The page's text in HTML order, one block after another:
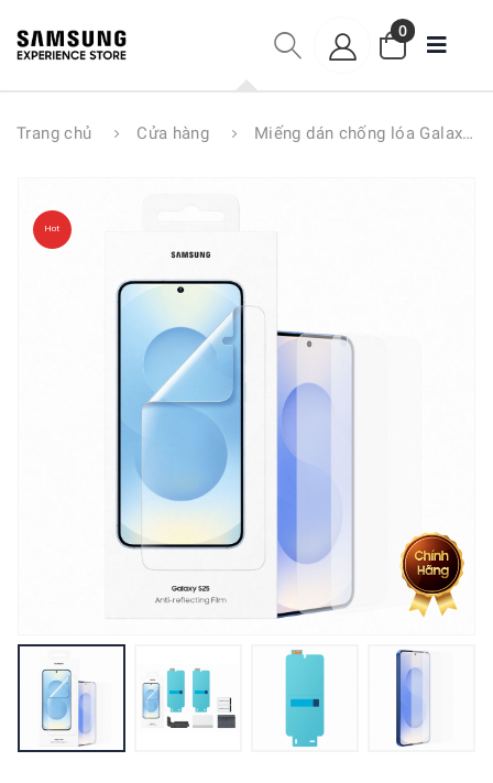
0
Trang chủ Cửa hàng Miếng dán chống lóa Galaxy S25 Series
Hot